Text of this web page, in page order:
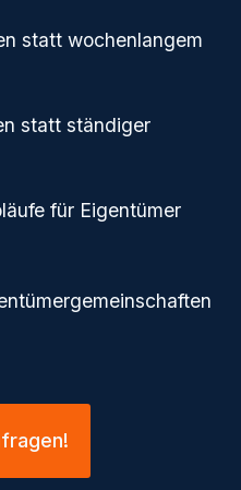
statt wochenlangem
statt ständiger
für Eigentümer